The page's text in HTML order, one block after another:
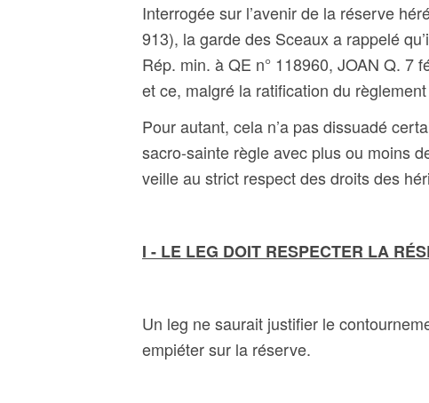
Interrogée sur l’avenir de la réserve
913), la garde des Sceaux a rappelé
Rép. min. à QE n° 118960, JOAN Q. 7
et ce, malgré la ratification du
Pour autant, cela n’a pas dissuadé
sacro-sainte règle avec plus ou moins
veille au strict respect des droits des
I - LE LEG DOIT RESPECTER LA
Un leg ne saurait justifier le
empiéter sur la réserve.